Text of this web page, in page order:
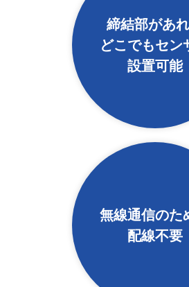
締結部があ
どこでもセン
設置可能
無線通信のた
配線不要